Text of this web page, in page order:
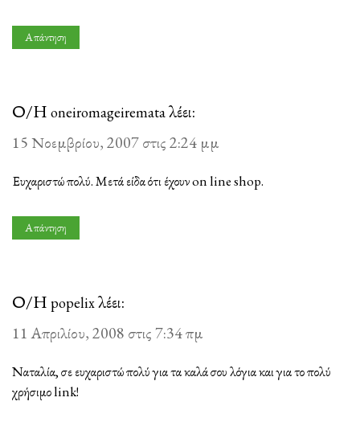
Απάντηση
Ο/Η oneiromageiremataλέει:
15 Νοεμβρίου, 2007 στις 2:24 μμ
Ευχαριστώ πολύ. Μετά είδα ότι έχουν on line shop.
Απάντηση
Ο/Η popelixλέει:
11 Απριλίου, 2008 στις 7:34 πμ
Ναταλία, σε ευχαριστώ πολύ για τα καλά σου λόγια και για το πολύ
χρήσιμο link!